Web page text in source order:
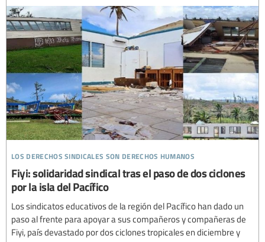
los derechos sindicales son derechos humanos
Fiyi: solidaridad sindical tras el paso de dos ciclones
por la isla del Pacífico
Los sindicatos educativos de la región del Pacífico han dado un
paso al frente para apoyar a sus compañeros y compañeras de
Fiyi, país devastado por dos ciclones tropicales en diciembre y